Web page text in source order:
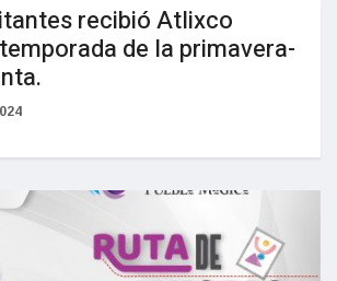
recibió Atlixco
de la primavera-